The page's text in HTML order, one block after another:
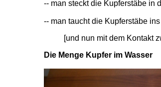
-- man steckt die Kupferstäbe in
-- man taucht die Kupferstäbe
[und nun mit dem Kontakt
Die Menge Kupfer im Wasser